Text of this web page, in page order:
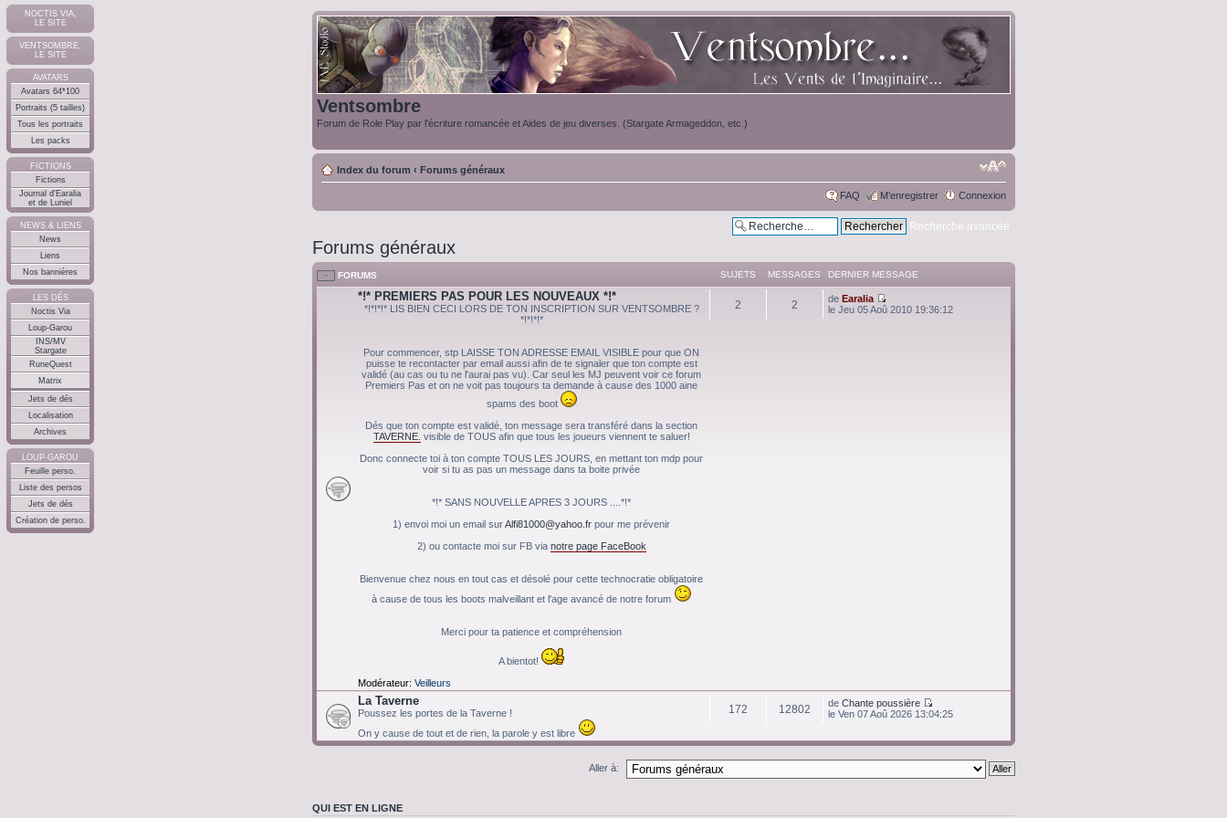
NOCTIS VIA,
LE SITE
VENTSOMBRE,
LE SITE
AVATARS
Avatars 64*100
Portraits (5 tailles)
Tous les portraits
Les packs
FICTIONS
Fictions
Journal d'Earalia
et de Luniel
NEWS & LIENS
News
Liens
Nos bannières
LES DÉS
Noctis Via
Loup-Garou
INS/MV
Stargate
RuneQuest
Matrix
Jets de dés
Localisation
Archives
LOUP-GAROU
Feuille perso.
Liste des persos
Jets de dés
Création de perso.
Ventsombre
Forum de Role Play par l'écriture romancée et Aides de jeu diverses. (Stargate Armageddon, etc.)
Index du forum ‹ Forums généraux
FAQ M’enregistrer Connexion
Recherche avancée
Forums généraux
FORUMS SUJETS MESSAGES DERNIER MESSAGE
*!* PREMIERS PAS POUR LES NOUVEAUX *!*
*!*!*!* LIS BIEN CECI LORS DE TON INSCRIPTION SUR VENTSOMBRE ?
*!*!*!*
Pour commencer, stp LAISSE TON ADRESSE EMAIL VISIBLE pour que ON
puisse te recontacter par email aussi afin de te signaler que ton compte est
validé (au cas ou tu ne l'aurai pas vu). Car seul les MJ peuvent voir ce forum
Premiers Pas et on ne voit pas toujours ta demande à cause des 1000 aine
spams des boot
Dés que ton compte est validé, ton message sera transféré dans la section
TAVERNE. visible de TOUS afin que tous les joueurs viennent te saluer!
Donc connecte toi à ton compte TOUS LES JOURS, en mettant ton mdp pour
voir si tu as pas un message dans ta boite privée
*!* SANS NOUVELLE APRES 3 JOURS ....*!*
1) envoi moi un email surAlfi81000@yahoo.fr pour me prévenir
2) ou contacte moi sur FB via notre page FaceBook
Bienvenue chez nous en tout cas et désolé pour cette technocratie obligatoire
à cause de tous les boots malveillant et l'age avancé de notre forum
Merci pour ta patience et compréhension
A bientot!
Modérateur: Veilleurs
2 2 de Earalia
le Jeu 05 Aoû 2010 19:36:12
La Taverne
Poussez les portes de la Taverne !
On y cause de tout et de rien, la parole y est libre
172 12802 de Chante poussière
le Ven 07 Aoû 2026 13:04:25
Aller à:
QUI EST EN LIGNE